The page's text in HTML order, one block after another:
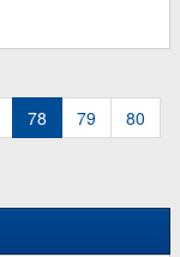
78 79
80